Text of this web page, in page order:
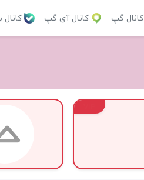
کانال گپ کانال آی گپ کانال